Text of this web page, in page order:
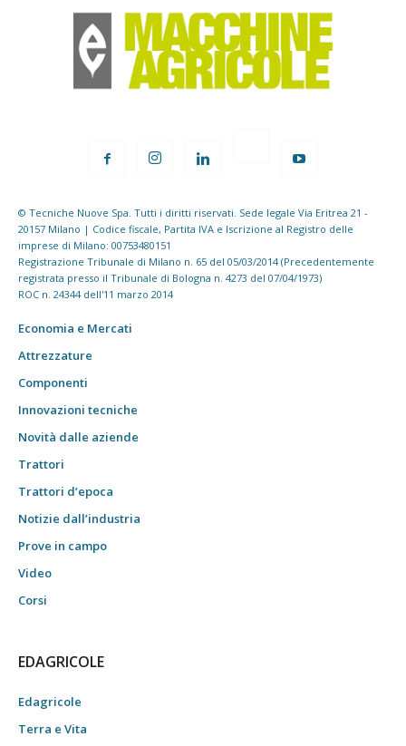
© Tecniche Nuove Spa. Tutti i diritti riservati. Sede legale Via Eritrea 21 -
20157 Milano | Codice fiscale, Partita IVA e Iscrizione al Registro delle
imprese di Milano: 00753480151
Registrazione Tribunale di Milano n. 65 del 05/03/2014 (Precedentemente
registrata presso il Tribunale di Bologna n. 4273 del 07/04/1973)
ROC n. 24344 dell'11 marzo 2014
Economia e Mercati
Attrezzature
Componenti
Innovazioni tecniche
Novità dalle aziende
Trattori
Trattori d’epoca
Notizie dall’industria
Prove in campo
Video
Corsi
EDAGRICOLE
Edagricole
Terra e Vita